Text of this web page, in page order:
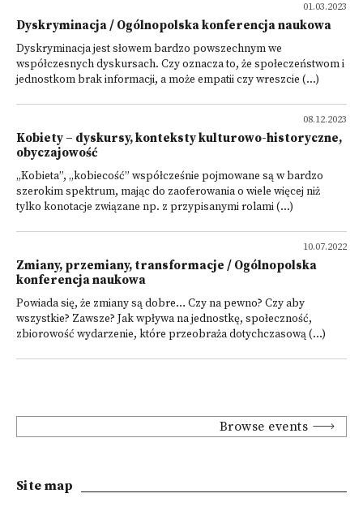
01.03.2023
Dyskryminacja / Ogólnopolska konferencja naukowa
Dyskryminacja jest słowem bardzo powszechnym we
współczesnych dyskursach. Czy oznacza to, że społeczeństwom i
jednostkom brak informacji, a może empatii czy wreszcie (...)
08.12.2023
Kobiety – dyskursy, konteksty kulturowo-historyczne,
obyczajowość
„Kobieta”, „kobiecość” współcześnie pojmowane są w bardzo
szerokim spektrum, mając do zaoferowania o wiele więcej niż
tylko konotacje związane np. z przypisanymi rolami (...)
10.07.2022
Zmiany, przemiany, transformacje / Ogólnopolska
konferencja naukowa
Powiada się, że zmiany są dobre… Czy na pewno? Czy aby
wszystkie? Zawsze? Jak wpływa na jednostkę, społeczność,
zbiorowość wydarzenie, które przeobraża dotychczasową (...)
Browse events
Site map